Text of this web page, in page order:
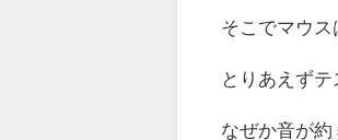
そこでマウス
とりあえずテ
なぜか音が